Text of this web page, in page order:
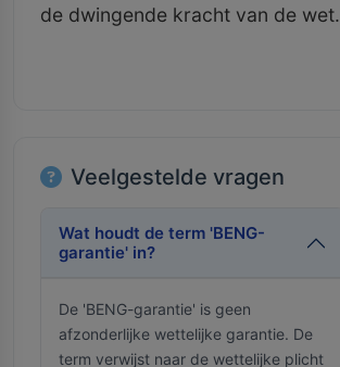
de dwingende kracht van de wet.
Veelgestelde vragen
Wat houdt de term 'BENG-
garantie' in?
De 'BENG-garantie' is geen
afzonderlijke wettelijke garantie. De
term verwijst naar de wettelijke plicht